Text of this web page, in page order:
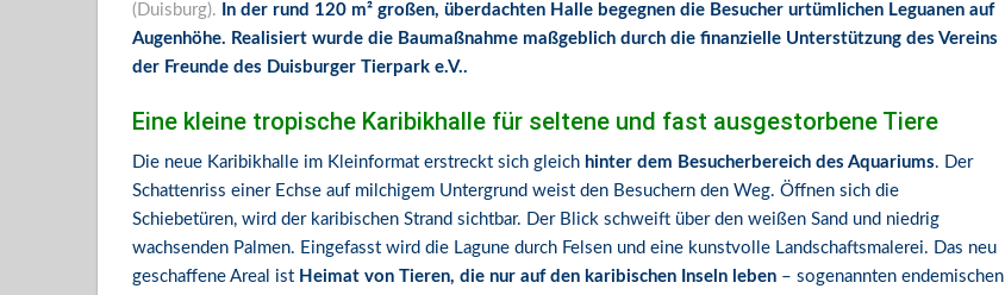
Facebook Messenger
(Duisburg).
In der rund 120 m² großen, überdachten Halle begegnen die Besucher urtümlichen Leguanen auf
Augenhöhe. Realisiert wurde die Baumaßnahme maßgeblich durch die finanzielle Unterstützung des Vereins
der Freunde des Duisburger Tierpark e.V..
Eine kleine tropische Karibikhalle für seltene und fast ausgestorbene Tiere
Die neue Karibikhalle im Kleinformat erstreckt sich gleich hinter dem Besucherbereich des Aquariums. Der
Schattenriss einer Echse auf milchigem Untergrund weist den Besuchern den Weg. Öffnen sich die
Schiebetüren, wird der karibischen Strand sichtbar. Der Blick schweift über den weißen Sand und niedrig
wachsenden Palmen. Eingefasst wird die Lagune durch Felsen und eine kunstvolle Landschaftsmalerei. Das neu
geschaffene Areal ist Heimat von Tieren, die nur auf den karibischen Inseln leben – sogenannten endemischen